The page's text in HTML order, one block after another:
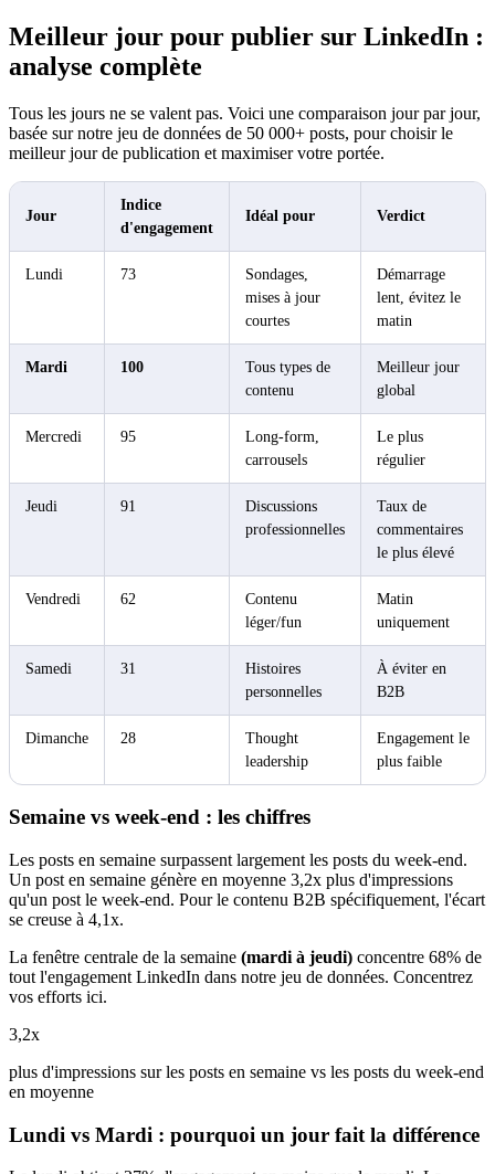
Meilleur jour pour publier sur LinkedIn :
analyse complète
Tous les jours ne se valent pas. Voici une comparaison jour par jour,
basée sur notre jeu de données de 50 000+ posts, pour choisir le
meilleur jour de publication et maximiser votre portée.
Jour
Indice
d'engagement
Idéal pour Verdict
Lundi 73
Sondages,
mises à jour
courtes
Démarrage
lent, évitez le
matin
Mardi 100
Tous types de
contenu
Meilleur jour
global
Mercredi 95
Long-form,
carrousels
Le plus
régulier
Jeudi 91
Discussions
professionnelles
Taux de
commentaires
le plus élevé
Vendredi 62
Contenu
léger/fun
Matin
uniquement
Samedi 31
Histoires
personnelles
À éviter en
B2B
Dimanche 28
Thought
leadership
Engagement le
plus faible
Semaine vs week-end : les chiffres
Les posts en semaine surpassent largement les posts du week-end.
Un post en semaine génère en moyenne 3,2x plus d'impressions
qu'un post le week-end. Pour le contenu B2B spécifiquement, l'écart
se creuse à 4,1x.
La fenêtre centrale de la semaine (mardi à jeudi) concentre 68% de
tout l'engagement LinkedIn dans notre jeu de données. Concentrez
vos efforts ici.
3,2x
plus d'impressions sur les posts en semaine vs les posts du week-end
en moyenne
Lundi vs Mardi : pourquoi un jour fait la différence